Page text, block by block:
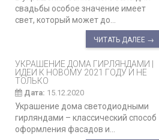
свадьбы особое значение имеет
свет, который может до...
ЧИТАТЬ ДАЛЕЕ →
УКРАШЕНИЕ ДОМА ГИРЛЯНДАМИ |
ИДЕИ К НОВОМУ 2021 ГОДУ И НЕ
ТОЛЬКО
Дата: 15.12.2020
Украшение дома светодиодными
гирляндами – классический способ
оформления фасадов и...